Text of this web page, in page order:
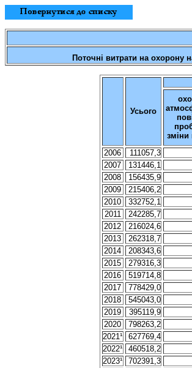
Поточні витратина охорону
Усього
зміни
2006 111057,3
2007
131446,1
2008
156435,9
2009
215406,2
2010
332752,1
2011
242285,7
2012
216024,6
2013
262318,7
2014
208343,6
2015
279316,3
2016
519714,8
2017
778429,0
2018
545043,0
2019
395119,9
2020
798263,2
2021¹
627769,4
2022¹
460518,2
2023¹
702391,3